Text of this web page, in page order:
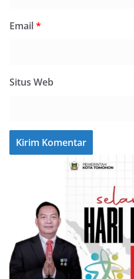
Email*
Situs Web